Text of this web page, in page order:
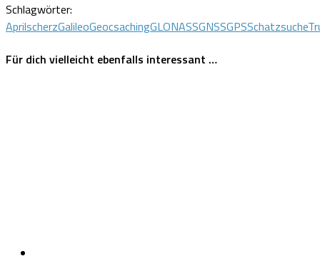
Schlagwörter:
AprilscherzGalileoGeocsachingGLONASSGNSSGPSSchatzsuche
Für dich vielleicht ebenfalls interessant …